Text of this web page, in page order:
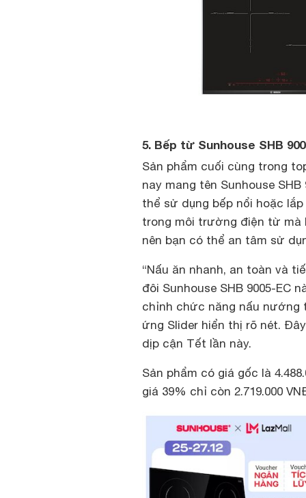
5. Bếp từ Sunhouse SHB
Sản phẩm cuối cùng trong
nay mang tên Sunhouse
thể sử dụng bếp nổi hoặc
trong môi trường điện từ mà
nên bạn có thể an tâm sử
“Nấu ăn nhanh, an toàn và
đôi Sunhouse SHB 9005-EC
chỉnh chức năng nấu nướng
ứng Slider hiển thị rõ nét.
dịp cận Tết lần này.
Sản phẩm có giá gốc là
giá 39% chỉ còn 2.719.000